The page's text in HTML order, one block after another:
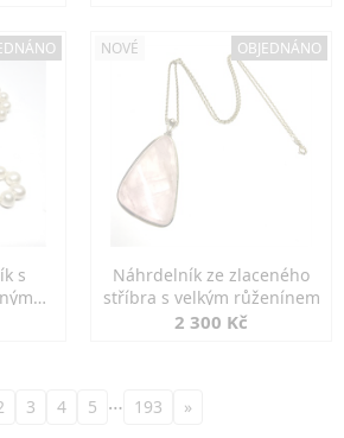
s
NOVÉ OBJEDNÁNO
Náhrdelník ze zlaceného
stříbra s velkým růženínem
2 300 Kč
3 4 5 … 193 »